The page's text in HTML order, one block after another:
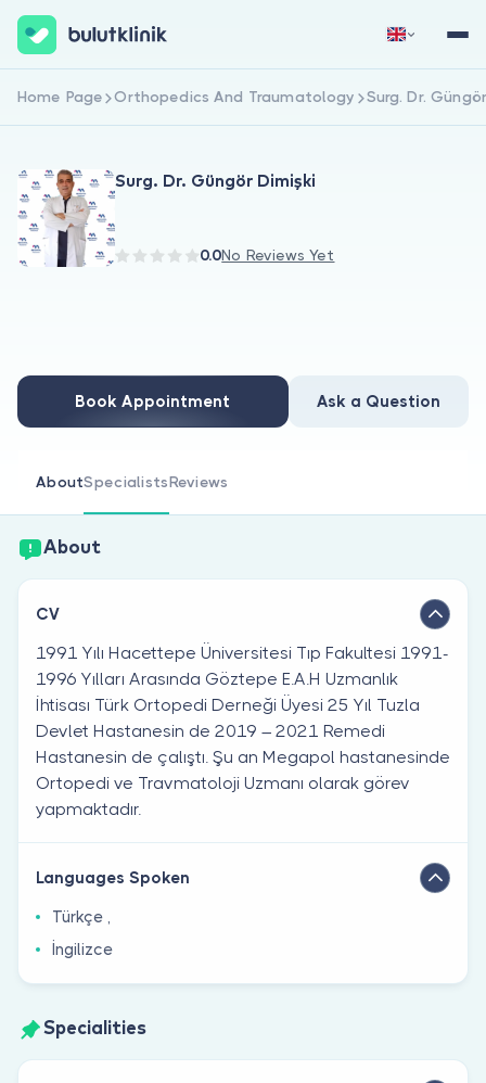
For Doctors
Are you a doctor?
Sign Up Now Sign In
Home Page Orthopedics And Traumatology Surg. Dr.
Surg. Dr. Güngör Dimişki
0.0No Reviews Yet
Book Appointment Ask a Question
AboutSpecialistsReviews
About
CV
1991 Yılı Hacettepe Üniversitesi Tıp Fakultesi 1991-
1996 Yılları Arasında Göztepe E.A.H Uzmanlık
İhtisası Türk Ortopedi Derneği Üyesi 25 Yıl Tuzla
Devlet Hastanesin de 2019 – 2021 Remedi
Hastanesin de çalıştı. Şu an Megapol hastanesinde
Ortopedi ve Travmatoloji Uzmanı olarak görev
yapmaktadır.
Languages Spoken
Türkçe ,
İngilizce
Specialities